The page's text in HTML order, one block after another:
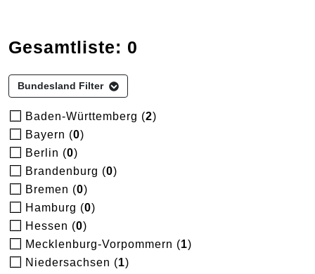
Gesamtliste: 0
Bundesland Filter
Baden-Württemberg (2)
Bayern (0)
Berlin (0)
Brandenburg (0)
Bremen (0)
Hamburg (0)
Hessen (0)
Mecklenburg-Vorpommern (1)
Niedersachsen (1)